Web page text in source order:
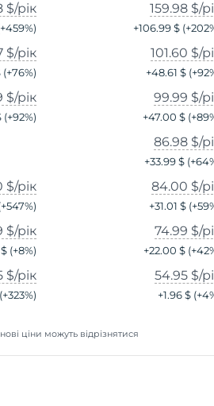
$/рік
459%)
159.98 $/
+106.99 $(+202
$/рік
(+76%)
101.60 $/
+48.61 $(+92
$/рік
(+92%)
99.99 $/
+47.00 $(+89
86.98 $/
+33.99 $(+64
$/рік
547%)
84.00 $/
+31.01 $(+59
$/рік
(+8%)
74.99 $/
+22.00 $(+42
$/рік
(+323%)
54.95 $/
+1.96 $(+4
ціни можуть відрізнятися